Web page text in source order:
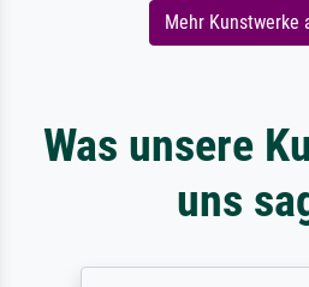
Mehr Kunstwerke
Was unsere
uns